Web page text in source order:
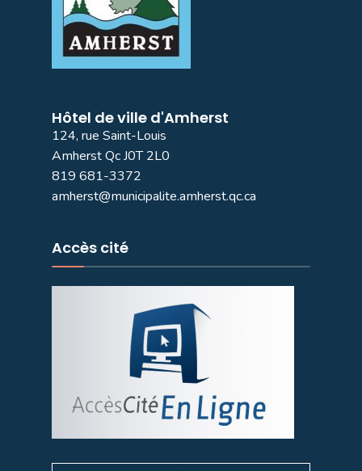
Hôtel de ville d'Amherst
124, rue Saint-Louis
Amherst Qc J0T 2L0
819 681-3372
amherst@municipalite.amherst.qc.ca
Accès cité